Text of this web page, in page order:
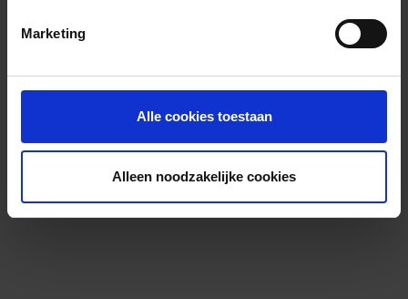
Marketing
Alle cookies toestaan
Alleen noodzakelijke cookies